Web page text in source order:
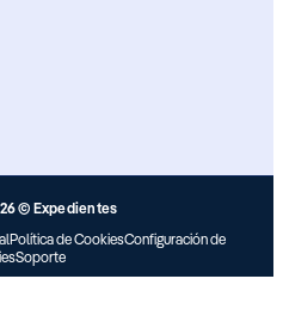
© Expedientes
Política de CookiesConfiguración de
Soporte